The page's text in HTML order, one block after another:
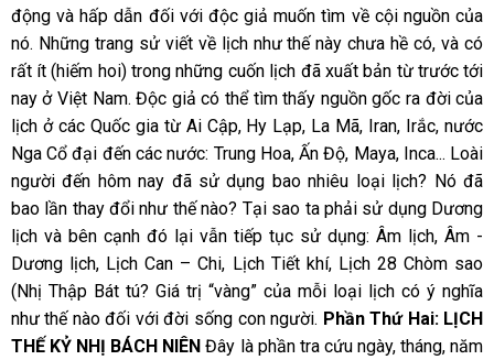
động và hấp dẫn đối với độc giả muốn tìm về cội nguồn của
nó. Những trang sử viết về lịch như thế này chưa hề có, và có
rất ít (hiếm hoi) trong những cuốn lịch đã xuất bản từ trước tới
nay ở Việt Nam. Độc giả có thể tìm thấy nguồn gốc ra đời của
lịch ở các Quốc gia từ Ai Cập, Hy Lạp, La Mã, Iran, Irắc, nước
Nga Cổ đại đến các nước: Trung Hoa, Ấn Độ, Maya, Inca... Loài
người đến hôm nay đã sử dụng bao nhiêu loại lịch? Nó đã
bao lần thay đổi như thế nào? Tại sao ta phải sử dụng Dương
lịch và bên cạnh đó lại vẫn tiếp tục sử dụng: Âm lịch, Âm -
Dương lịch, Lịch Can – Chi, Lịch Tiết khí, Lịch 28 Chòm sao
(Nhị Thập Bát tú? Giá trị “vàng” của mỗi loại lịch có ý nghĩa
như thế nào đối với đời sống con người. Phần Thứ Hai: LỊCH
THẾ KỶ NHỊ BÁCH NIÊN Đây là phần tra cứu ngày, tháng, năm